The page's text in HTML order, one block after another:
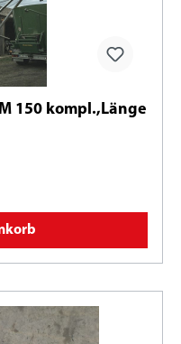
150 kompl.,Länge